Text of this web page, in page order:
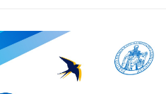
L’arte perde uno dei
suoi maestri: si è
spento a 91 anni il